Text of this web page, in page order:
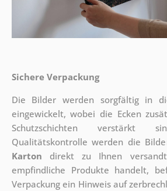
Sichere Verpackung
Die Bilder werden sorgfältig in
eingewickelt, wobei die Ecken
Schutzschichten verstärkt
Qualitätskontrolle werden die
Karton direkt zu Ihnen
empfindliche Produkte handelt,
Verpackung ein Hinweis auf